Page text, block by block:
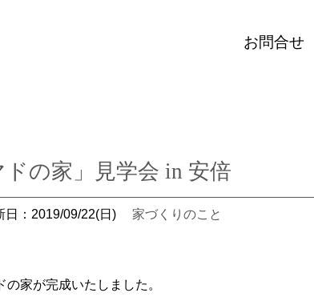
お問合せ
の家」見学会 in 安倍
日：2019/09/22(日) 家づくりのこと
家が完成いたしました。